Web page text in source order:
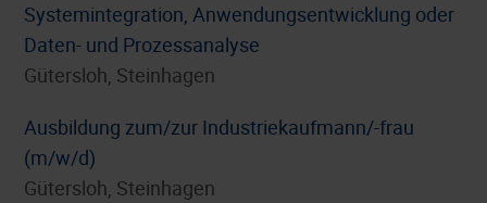
Systemintegration, Anwendungsentwicklung oder
Daten- und Prozessanalyse
Gütersloh, Steinhagen
Ausbildung zum/zur Industriekaufmann/-frau
(m/w/d)
Gütersloh, Steinhagen